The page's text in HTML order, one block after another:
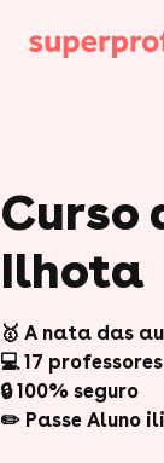
Curso
Ilhota
🥇 A nata das
💻 17 professores
🔒 100% seguro
✏️ Passe Aluno